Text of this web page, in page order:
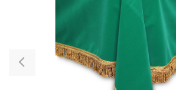
Previous